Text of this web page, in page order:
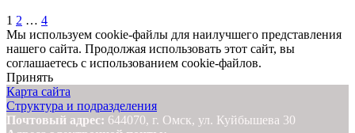
1 2 … 4
Мы используем cookie-файлы для наилучшего представления
нашего сайта. Продолжая использовать этот сайт, вы
соглашаетесь с использованием cookie-файлов.
Принять
Карта сайта
Структура и подразделения
Почтовый адрес: 644070, г. Омск, ул. Куйбышева 30